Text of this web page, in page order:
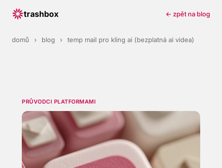
trashbox ← zpět na blog
domů › blog › temp mail pro kling ai (bezplatná ai videa)
PRŮVODCI PLATFORMAMI